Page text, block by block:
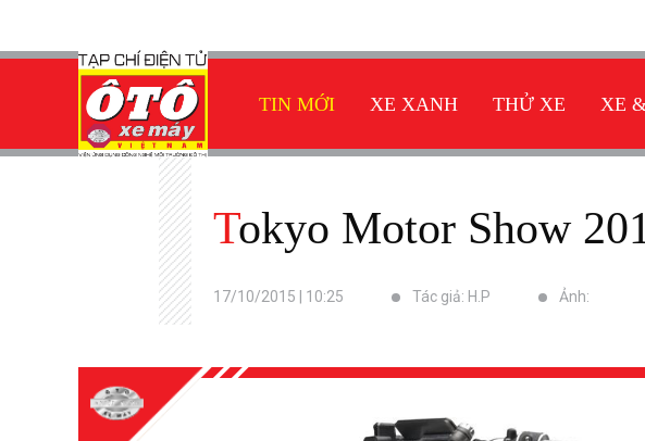
TIN MỚI XE XANH THỬ XE XE
Tokyo Motor Show
17/10/2015 | 10:25 Tác giả: H.P Ảnh: